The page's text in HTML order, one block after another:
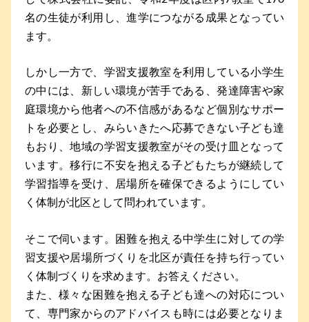
名の生徒が利用し、進学につながる成果となってい
ます。
しかし一方で、学習支援教室を利用している小学生
の中には、新しい環境が苦手である、発達障害や家
庭環境から他者への不信感があるなど個別なサポー
トを必要とし、みらいきたへ応募できない子ども達
もおり、地域の学習支援教室がその受け皿となって
います。移行に不安を抱える子どもたちが継続して
学習指導を受け、居場所を確保できるようにしてい
く体制が北区として問われています。
そこで伺います。困難を抱える中学生に対しての学
習支援や居場所づくりを北区が責任を持ち行ってい
く体制づくりを求めます。お答えください。
また、様々な困難を抱える子ども達への対応につい
て、専門家からのアドバイスも時には必要となりま